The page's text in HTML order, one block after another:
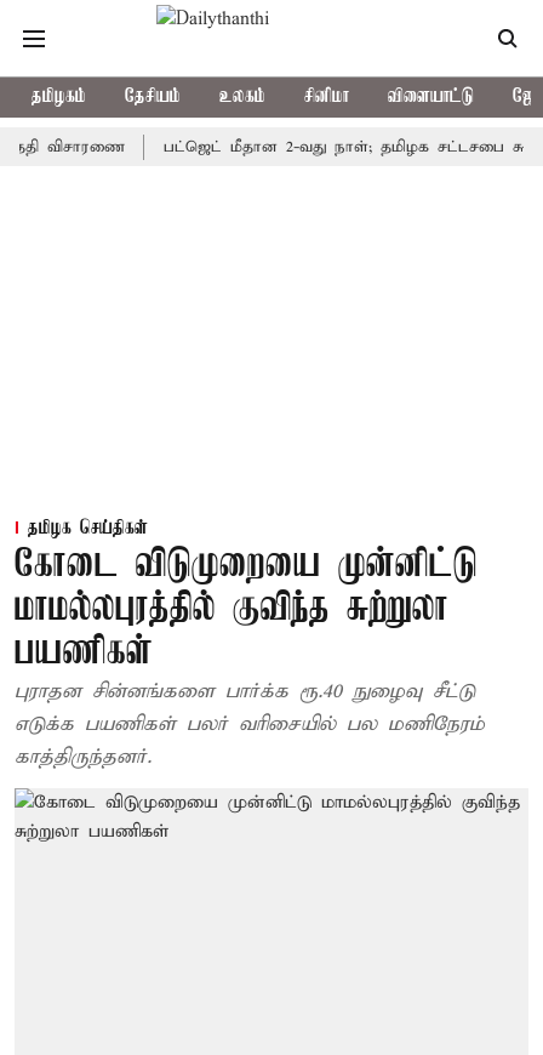
தமிழகம் தேசியம் உலகம் சினிமா விளையாட்டு
பட்ஜெட் மீதான 2-வது நாள்; தமிழக சட்டசபை கூடியது
தமிழக செய்திகள்
கோடை விடுமுறையை முன்னிட்டு
மாமல்லபுரத்தில் குவிந்த சுற்றுலா
பயணிகள்
புராதன சின்னங்களை பார்க்க ரூ.40 நுழைவு சீட்டு
எடுக்க பயணிகள் பலர் வரிசையில் பல மணிநேரம்
காத்திருந்தனர்.